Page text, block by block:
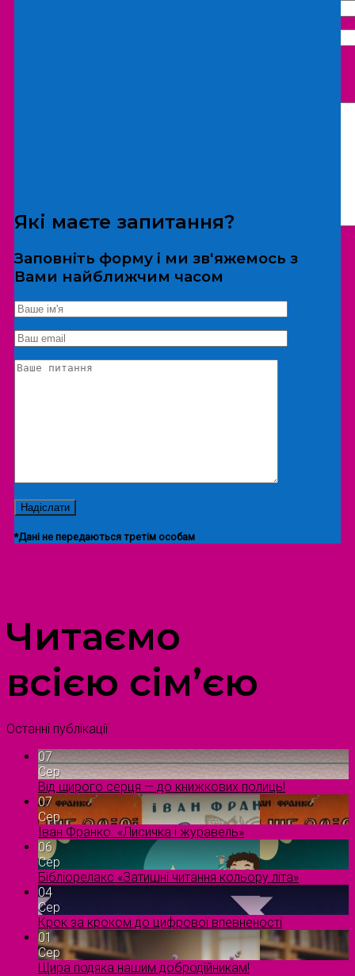
*Дані не передаються третім особам
Екскурсія/локація
Які маєте запитання?
Заповніть форму і ми зв'яжемось з
Вами найближчим часом
*Дані не передаються третім особам
Читаємо
всією сім’єю
Останні публікації
07
Сер
Від щирого серця — до книжкових полиць!
07
Сер
Іван Франко. «Лисичка і журавель»
06
Сер
Бібліорелакс «Затишні читання кольору літа»
04
Сер
Крок за кроком до цифрової впевненості
01
Сер
Щира подяка нашим добродійникам!